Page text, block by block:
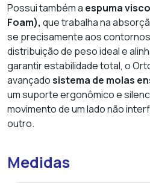
Possui também a espuma
Foam), que trabalha na
se precisamente aos
distribuição de peso ideal e
garantir estabilidade total, o
avançadosistema de molas
um suporte ergonômico e
movimento de um lado não
outro.
Medidas